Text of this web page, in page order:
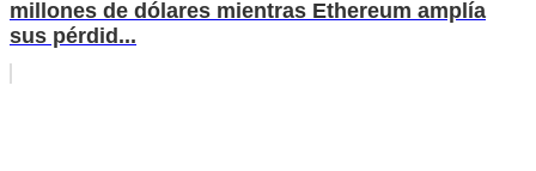
millones de dólares mientras Ethereum amplía
sus pérdid...